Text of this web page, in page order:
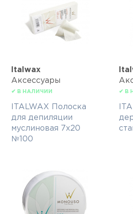
Italwax
Аксессуары
✔ В НАЛИЧИИ
ITALWAX Полоска
для депиляции
муслиновая 7х20
№100
✔ В